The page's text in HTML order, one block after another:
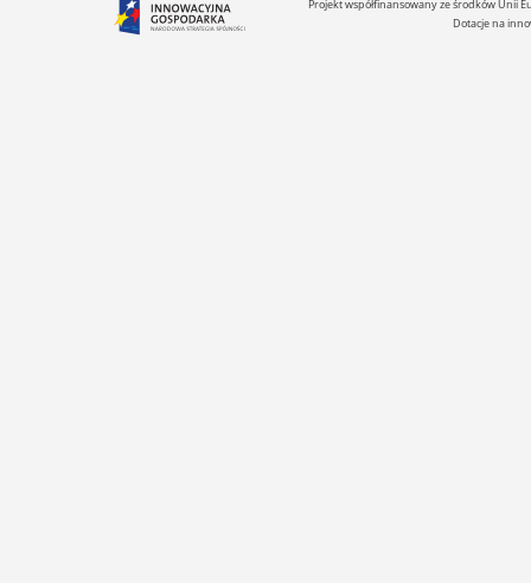
Projekt współfinansowany ze środków Unii
Dotacje na